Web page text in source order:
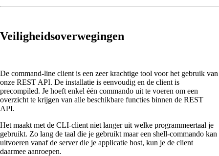
Veiligheidsoverwegingen
De command-line client is een zeer krachtige tool voor het gebruik van
onze REST API. De installatie is eenvoudig en de client is
precompiled. Je hoeft enkel één commando uit te voeren om een
overzicht te krijgen van alle beschikbare functies binnen de REST
API.
Het maakt met de CLI-client niet langer uit welke programmeertaal je
gebruikt. Zo lang de taal die je gebruikt maar een shell-commando kan
uitvoeren vanaf de server die je applicatie host, kun je de client
daarmee aanroepen.